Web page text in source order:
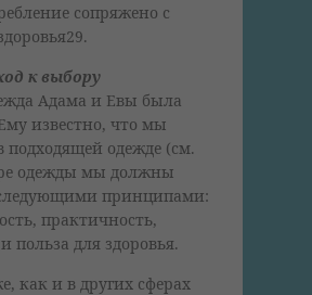
сопряжено с
к выбору
Адама и Евы была
известно, что мы
подходящей одежде (см.
одежды мы должны
следующими принципами:
практичность,
польза для здоровья.
как и в других сферах